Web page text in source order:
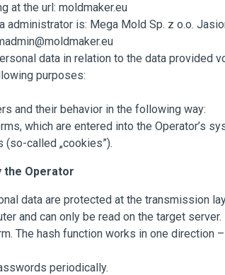
at the url: moldmaker.eu
administrator is: Mega Mold Sp. z o.o.
data in relation to the data provided
purposes:
and their behavior in the following way:
which are entered into the Operator’s
called „cookies”).
the Operator
data are protected at the transmission
and can only be read on the target server.
The hash function works in one
periodically.